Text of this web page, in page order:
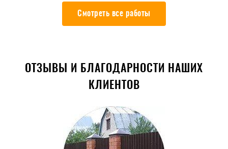
Смотреть все работы
ОТЗЫВЫ И БЛАГОДАРНОСТИ НАШИХ
КЛИЕНТОВ